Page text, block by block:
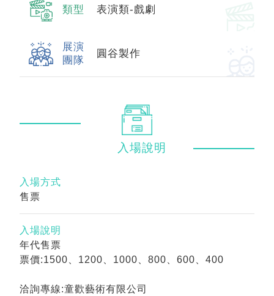
類型 表演類-戲劇
展演
團隊
圓谷製作
入場說明
入場方式
售票
入場說明
年代售票
票價:1500、1200、1000、800、600、400
洽詢專線:童歡藝術有限公司